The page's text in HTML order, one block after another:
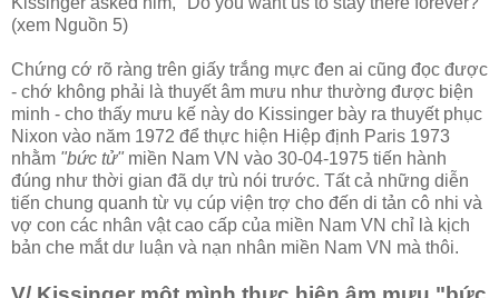
(xem Nguồn 5)
Chứng cớ rõ ràng trên giấy trắng mực đen ai cũng đọc được
- chớ không phải là thuyết âm mưu như thường được biện
minh - cho thấy mưu kế này do Kissinger bày ra thuyết phục
Nixon vào năm 1972 để thực hiện Hiệp định Paris 1973
nhằm "bức tử" miền Nam VN vào 30-04-1975 tiến hành
đúng như thời gian đã dự trù nói trước. Tất cả những diễn
tiến chung quanh từ vụ cúp viện trợ cho đến di tản cô nhi và
vợ con các nhân vật cao cấp của miền Nam VN chỉ là kịch
bản che mắt dư luận và nạn nhân miền Nam VN mà thôi.